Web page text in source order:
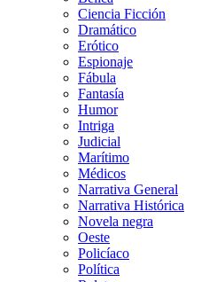
Ciencia Ficción
Dramático
Erótico
Espionaje
Fábula
Fantasía
Humor
Intriga
Judicial
Marítimo
Médicos
Narrativa General
Narrativa Histórica
Novela negra
Oeste
Policíaco
Política